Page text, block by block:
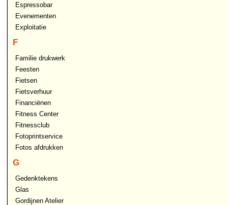
Espressobar
Evenementen
Exploitatie
F
Familie drukwerk
Feesten
Fietsen
Fietsverhuur
Financiënen
Fitness Center
Fitnessclub
Fotoprintservice
Fotos afdrukken
G
Gedenktekens
Glas
Gordijnen Atelier